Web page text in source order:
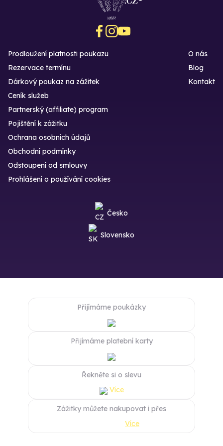
Prodloužení platnosti poukazu
Rezervace termínu
Dárkový poukaz na zážitek
O nás
Blog
Kontakt
Ceník služeb
Partnerský (affiliate) program
Pojištění k zážitku
Ochrana osobních údajů
Obchodní podmínky
Odstoupení od smlouvy
Prohlášení o používání cookies
Česko
Slovensko
Přijímáme poukázky
Přijímáme platební karty
Řekněte si o slevu
Více
Zážitky můžete nakupovat i přes
Více